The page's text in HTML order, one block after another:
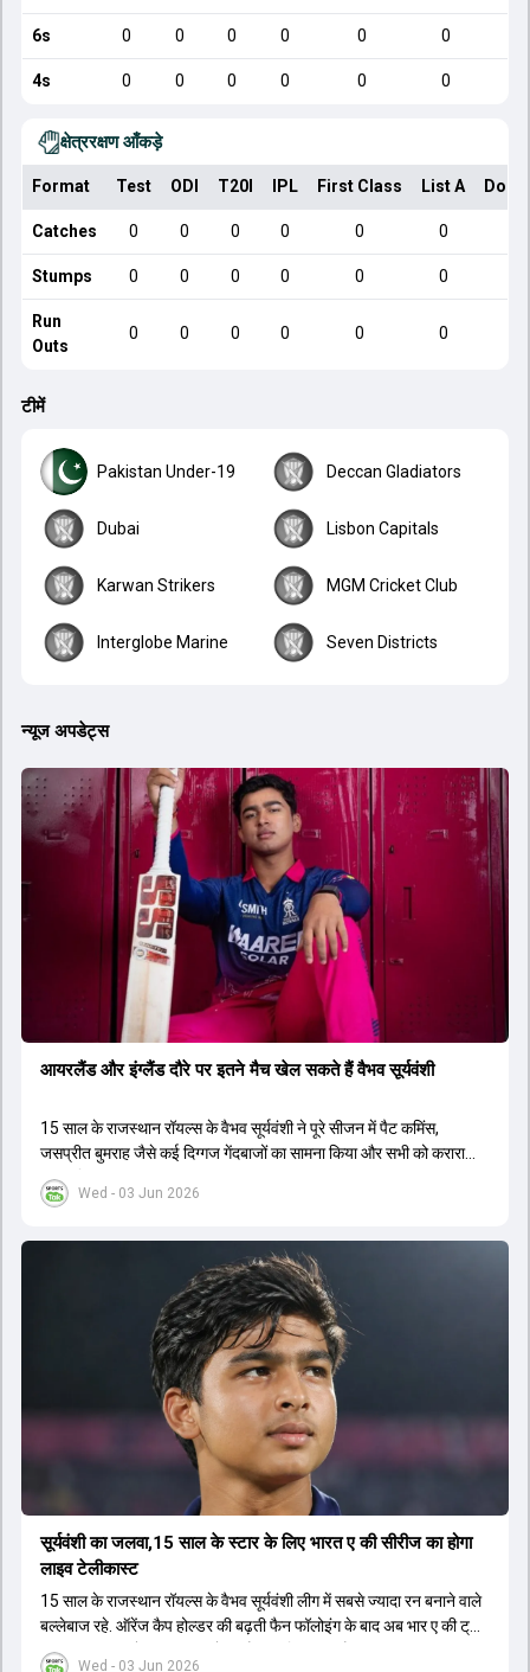
6s 0 0 0 0 0 0
4s 0 0 0 0 0 0
क्षेत्ररक्षण आँकड़े
Format Test ODI T20I IPL First Class List A
Catches 0 0 0 0 0 0
Stumps 0 0 0 0 0 0
Run
Outs
0 0 0 0 0 0
टीमें
Pakistan Under-19 Deccan Gladiators
Dubai Lisbon Capitals
Karwan Strikers MGM Cricket Club
Interglobe Marine Seven Districts
न्यूज अपडेट्स
Wed - 03 Jun 2026
आयरलैंड और इंग्लैंड दौरे पर इतने मैच खेल सकते हैं वैभव सूर्यवंशी
15 साल के राजस्थान रॉयल्स के वैभव सूर्यवंशी ने पूरे सीजन में पैट कमिंस,
जसप्रीत बुमराह जैसे कई द‍िग्गज गेंदबाजों का सामना किया और सभी को करारा
जवाब द‍िया.
Wed - 03 Jun 2026
सूर्यवंशी का जलवा,15 साल के स्टार के लिए भारत ए की सीरीज का होगा
लाइव टेलीकास्ट
15 साल के राजस्थान रॉयल्स के वैभव सूर्यवंशी लीग में सबसे ज्यादा रन बनाने वाले
बल्लेबाज रहे. ऑरेंज कैप होल्डर की बढ़ती फैन फॉलोइंग के बाद अब भार ए की ट्राई
सीरीज का लाइव टेलीकास्ट करने का फैसला लिया गया है.